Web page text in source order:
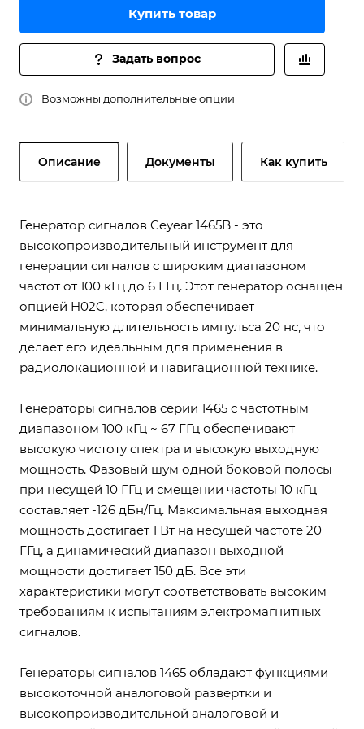
Купить товар
Задать вопрос
Возможны дополнительные опции
Описание Документы Как купить
Генератор сигналов Ceyear 1465B - это
высокопроизводительный инструмент для
генерации сигналов с широким диапазоном
частот от 100 кГц до 6 ГГц. Этот генератор оснащен
опцией H02C, которая обеспечивает
минимальную длительность импульса 20 нс, что
делает его идеальным для применения в
радиолокационной и навигационной технике.
Генераторы сигналов серии 1465 с частотным
диапазоном 100 кГц ~ 67 ГГц обеспечивают
высокую чистоту спектра и высокую выходную
мощность. Фазовый шум одной боковой полосы
при несущей 10 ГГц и смещении частоты 10 кГц
составляет -126 дБн/Гц. Максимальная выходная
мощность достигает 1 Вт на несущей частоте 20
ГГц, а динамический диапазон выходной
мощности достигает 150 дБ. Все эти
характеристики могут соответствовать высоким
требованиям к испытаниям электромагнитных
сигналов.
Генераторы сигналов 1465 обладают функциями
высокоточной аналоговой развертки и
высокопроизводительной аналоговой и